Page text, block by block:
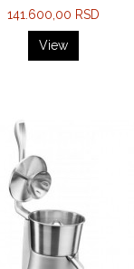
141.600,00 RSD
View